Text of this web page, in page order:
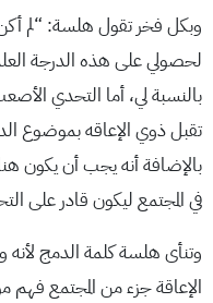
وبكل فخر تقول هلسة: “لم
لحصولي على هذه الدرجة
بالنسبة لي، أما التحدي
تقبل ذوي الإعاقه بموضوع
بالإضافة أنه يجب أن يكون
في المجتمع ليكون قادر على
وتنأى هلسة كلمة الدمج
الإعاقة جزء من المجتمع فهم